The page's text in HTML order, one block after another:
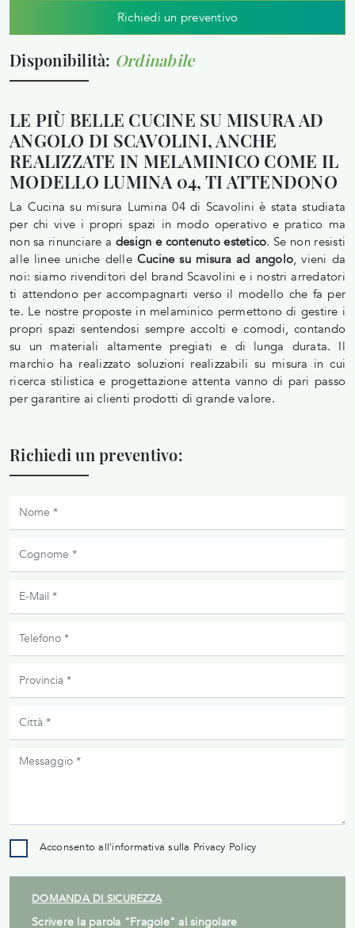
Richiedi un preventivo
Disponibilità: Ordinabile
LE PIÙ BELLE CUCINE SU MISURA AD
ANGOLO DI SCAVOLINI, ANCHE
REALIZZATE IN MELAMINICO COME IL
MODELLO LUMINA 04, TI ATTENDONO
La Cucina su misura Lumina 04 di Scavolini è stata studiata
per chi vive i propri spazi in modo operativo e pratico ma
non sa rinunciare a design e contenuto estetico. Se non resisti
alle linee uniche delle Cucine su misura ad angolo, vieni da
noi: siamo rivenditori del brand Scavolini e i nostri arredatori
ti attendono per accompagnarti verso il modello che fa per
te. Le nostre proposte in melaminico permettono di gestire i
propri spazi sentendosi sempre accolti e comodi, contando
su un materiali altamente pregiati e di lunga durata. Il
marchio ha realizzato soluzioni realizzabili su misura in cui
ricerca stilistica e progettazione attenta vanno di pari passo
per garantire ai clienti prodotti di grande valore.
Richiedi un preventivo:
Acconsento all'informativa sulla Privacy Policy
DOMANDA DI SICUREZZA
Scrivere la parola "Fragole" al singolare